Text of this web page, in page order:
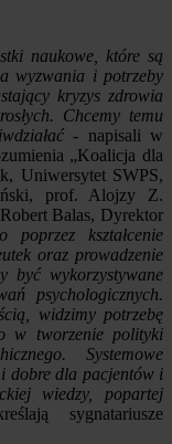
naukowe, które są
wyzwania i potrzeby
kryzys zdrowia
Chcemy temu
- napisali w
„Koalicja dla
Uniwersytet SWPS,
prof. Alojzy Z.
Balas, Dyrektor
poprzez kształcenie
oraz prowadzenie
być wykorzystywane
psychologicznych.
widzimy potrzebę
w tworzenie polityki
Systemowe
i dobre dla pacjentów i
wiedzy, popartej
sygnatariusze